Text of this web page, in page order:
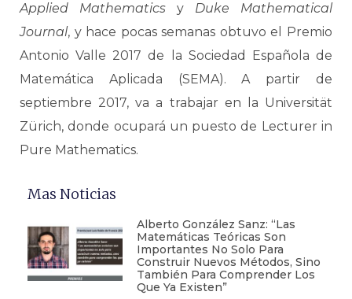
Applied Mathematics y Duke Mathematical
Journal, y hace pocas semanas obtuvo el Premio
Antonio Valle 2017 de la Sociedad Española de
Matemática Aplicada (SEMA). A partir de
septiembre 2017, va a trabajar en la Universität
Zürich, donde ocupará un puesto de Lecturer in
Pure Mathematics.
Mas Noticias
Alberto González Sanz: “Las
Matemáticas Teóricas Son
Importantes No Solo Para
Construir Nuevos Métodos, Sino
También Para Comprender Los
Que Ya Existen”